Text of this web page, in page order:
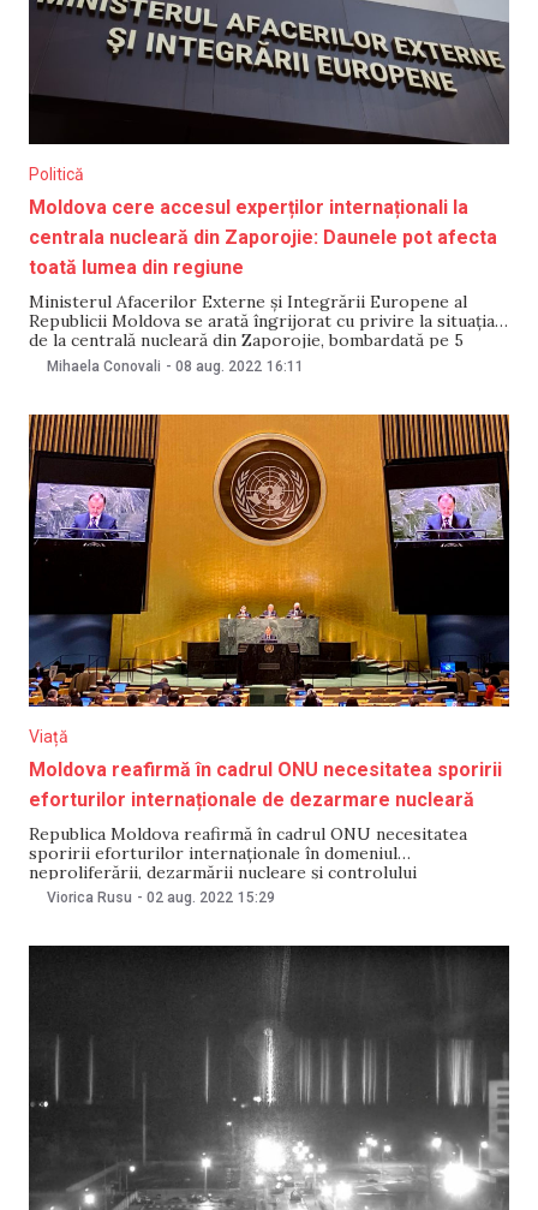
Politică
Moldova cere accesul experților internaționali la
centrala nucleară din Zaporojie: Daunele pot afecta
toată lumea din regiune
Ministerul Afacerilor Externe și Integrării Europene al
Republicii Moldova se arată îngrijorat cu privire la situația
de la centrală nucleară din Zaporojie, bombardată pe 5
august. Ministerul moldovean a cerut accesul experților
internaționali din cadrul Agenției Internaționale pentru
potențiale pot afecta toată
Mihaela Conovali - 08 aug. 2022 16:11
Viață
Moldova reafirmă în cadrul ONU necesitatea sporirii
eforturilor internaționale de dezarmare nucleară
Republica Moldova reafirmă în cadrul ONU necesitatea
sporirii eforturilor internaționale în domeniul
neproliferării, dezarmării nucleare și controlului
armamentului. Secretarul de stat al Ministerului Afacerilor
Externe și Integrării Europene, Ruslan Bolbocean a declarat
Neproliferare Nucleară (NPT), că acțiunile militare în
Viorica Rusu - 02 aug. 2022 15:29